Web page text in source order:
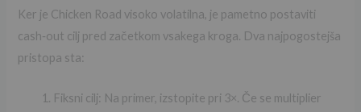
Ker je Chicken Road visoko volatilna, je pametno postaviti
cash‑out cilj pred začetkom vsakega kroga. Dva najpogostejša
pristopa sta:
Fiksni cilj: Na primer, izstopite pri 3×. Če se multiplier